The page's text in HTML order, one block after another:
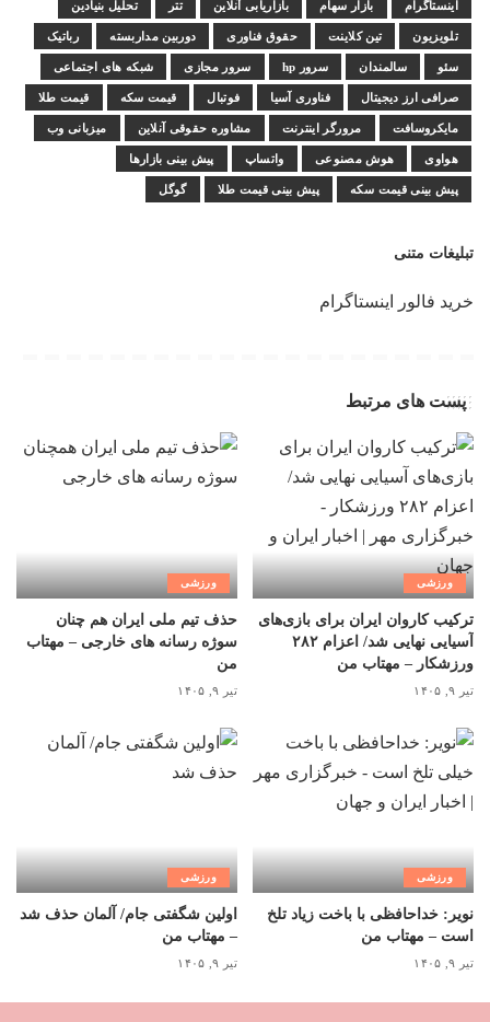
اینستاگرام بازار سهام بازاریابی آنلاین تتر تحلیل بنیادین
تلویزیون تین کلاینت حقوق فناوری دوربین مداربسته رباتیک
سئو سالمندان سرور hp سرور مجازی شبکه های اجتماعی
صرافی ارز دیجیتال فناوری آسیا فوتبال قیمت سکه قیمت طلا
مایکروسافت مرورگر اینترنت مشاوره حقوقی آنلاین میزبانی وب
هواوی هوش مصنوعی واتساپ پیش بینی بازارها
پیش بینی قیمت سکه پیش بینی قیمت طلا گوگل
تبلیغات متنی
خرید فالور اینستاگرام
پست های مرتبط
ورزشی
ترکیب کاروان ایران برای بازی‌های
آسیایی نهایی شد/ اعزام ۲۸۲
ورزشکار – مهتاب من
تیر ۹, ۱۴۰۵
ورزشی
حذف تیم ملی ایران هم چنان
سوژه رسانه های خارجی – مهتاب
من
تیر ۹, ۱۴۰۵
ورزشی
نویر: خداحافظی با باخت زیاد تلخ
است – مهتاب من
تیر ۹, ۱۴۰۵
ورزشی
اولین شگفتی جام/ آلمان حذف شد
– مهتاب من
تیر ۹, ۱۴۰۵